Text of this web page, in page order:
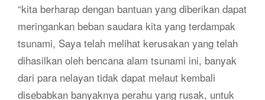
“kita berharap dengan bantuan yang diberikan dapat
meringankan beban saudara kita yang terdampak
tsunami, Saya telah melihat kerusakan yang telah
dihasilkan oleh bencana alam tsunami ini, banyak
dari para nelayan tidak dapat melaut kembali
disebabkan banyaknya perahu yang rusak, untuk